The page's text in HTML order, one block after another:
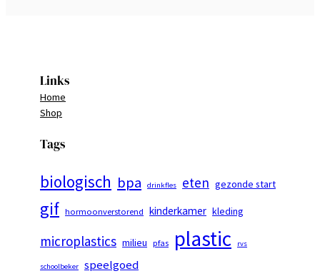
Links
Home
Shop
Tags
biologisch bpa drinkfles eten gezonde start
gif hormoonverstorend kinderkamer kleding
microplastics milieu pfas plastic rvs
schoolbeker speelgoed